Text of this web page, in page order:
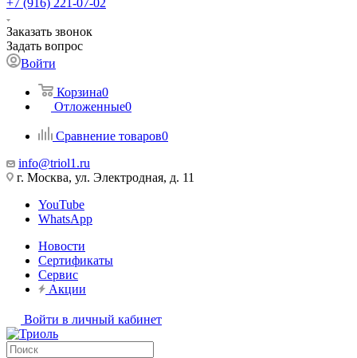
+7 (916) 221-07-02
Заказать звонок
Задать вопрос
Войти
Корзина0
Отложенные0
Сравнение товаров0
info@triol1.ru
г. Москва, ул. Электродная, д. 11
YouTube
WhatsApp
Новости
Сертификаты
Сервис
Акции
Войти в личный кабинет